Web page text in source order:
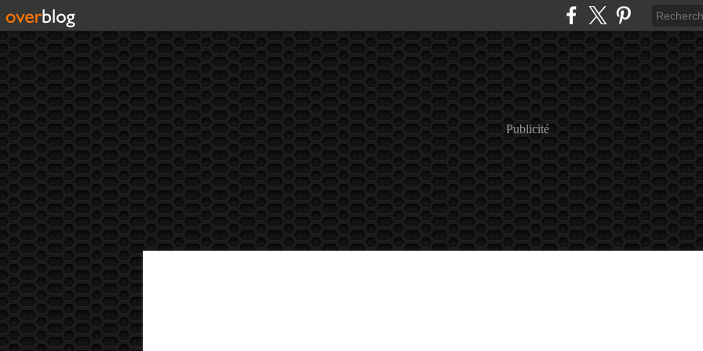
Publicité